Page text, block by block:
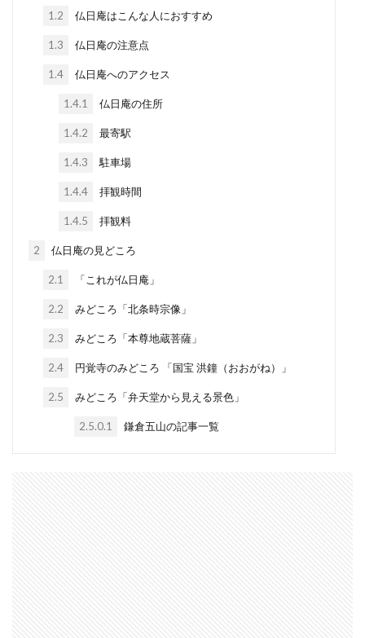
1.2 仏日庵はこんな人におすすめ
1.3 仏日庵の注意点
1.4 仏日庵へのアクセス
1.4.1 仏日庵の住所
1.4.2 最寄駅
1.4.3 駐車場
1.4.4 拝観時間
1.4.5 拝観料
2 仏日庵の見どころ
2.1 「これが仏日庵」
2.2 みどころ「北条時宗像」
2.3 みどころ「本尊地蔵菩薩」
2.4 円覚寺のみどころ 「国宝 洪鐘（おおがね）」
2.5 みどころ「弁天堂から見える景色」
2.5.0.1 鎌倉五山の記事一覧